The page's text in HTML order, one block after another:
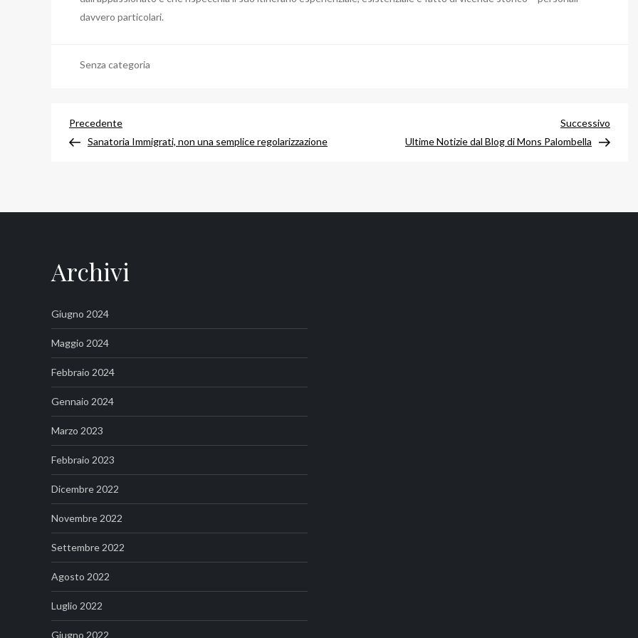
davvero particolari.
Senza categoria
Navigazione
Articolo
precedente
Precedente
Sanatoria Immigrati, non una semplice regolarizzazione
Successivo
Ultime Notizie dal Blog di Mons Palombella
Archivi
Giugno 2024
Maggio 2024
Febbraio 2024
Gennaio 2024
Marzo 2023
Febbraio 2023
Dicembre 2022
Novembre 2022
Settembre 2022
Agosto 2022
Luglio 2022
Giugno 2022